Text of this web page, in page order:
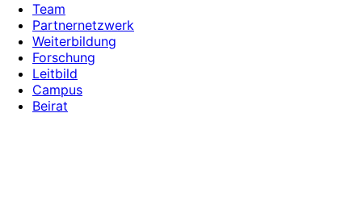
Team
Partnernetzwerk
Weiterbildung
Forschung
Leitbild
Campus
Beirat